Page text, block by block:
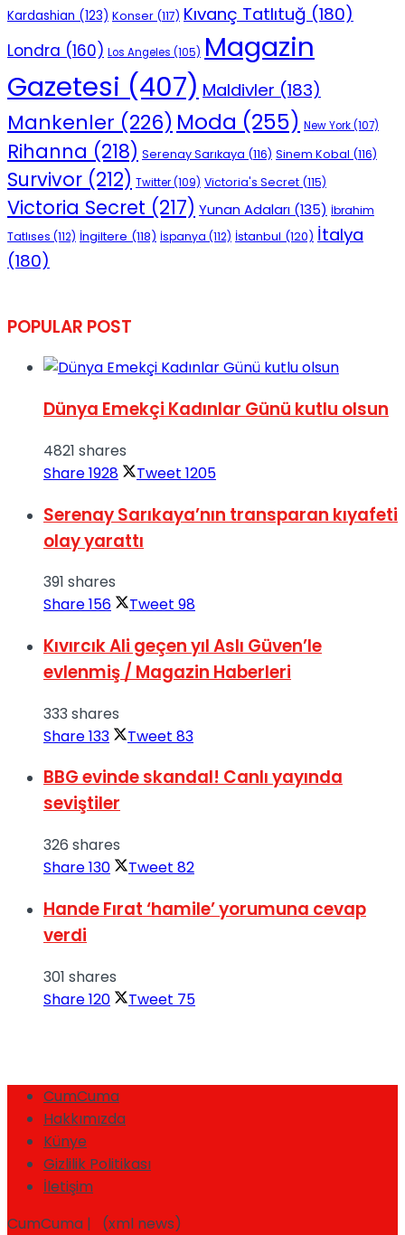
Kardashian (123) Konser (117) Kıvanç Tatlıtuğ (180)
Londra (160) Los Angeles (105) Magazin
Gazetesi (407) Maldivler (183)
Mankenler (226) Moda (255) New York(107)
Rihanna (218) Serenay Sarıkaya (116) Sinem Kobal (116)
Survivor (212) Twitter(109) Victoria's Secret (115)
Victoria Secret (217) Yunan Adaları (135) İbrahim
Tatlıses (112) İngiltere (118) İspanya (112) İstanbul (120) İtalya
(180)
POPULAR POST
Dünya Emekçi Kadınlar Günü kutlu olsun
4821 shares
Share1928 Tweet 1205
Serenay Sarıkaya’nın transparan kıyafeti
olay yarattı
391 shares
Share156 Tweet 98
Kıvırcık Ali geçen yıl Aslı Güven’le
evlenmiş / Magazin Haberleri
333 shares
Share133 Tweet 83
BBG evinde skandal! Canlı yayında
seviştiler
326 shares
Share130 Tweet 82
Hande Fırat ‘hamile’ yorumuna cevap
verdi
301 shares
Share120 Tweet 75
CumCuma
Hakkımızda
Künye
Gizlilik Politikası
İletişim
CumCuma | (xml news)